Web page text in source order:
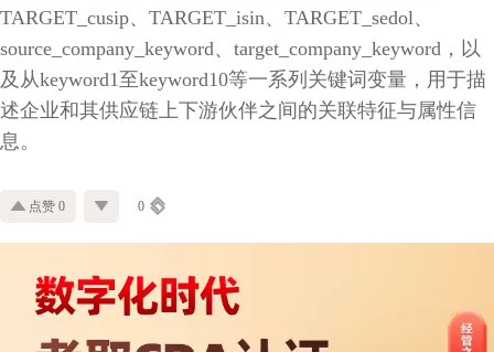
TARGET_cusip、TARGET_isin、TARGET_sedol、
source_company_keyword、target_company_keyword，以
及从keyword1至keyword10等一系列关键词变量，用于描
述企业和其供应链上下游伙伴之间的关联特征与属性信
息。
点赞 0 0